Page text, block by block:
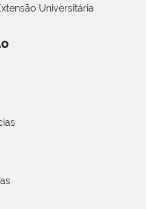
Universitária